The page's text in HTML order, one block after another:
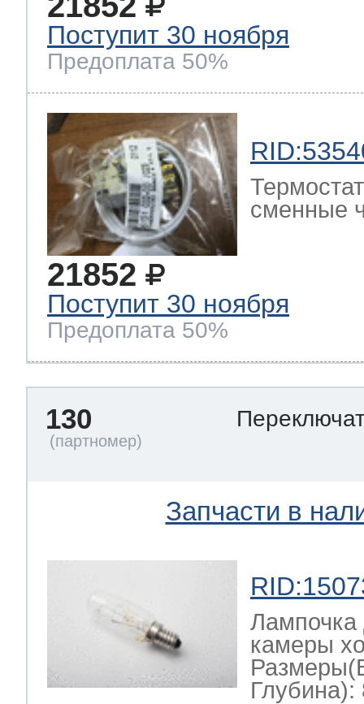
Поступит 30 ноября
Предоплата 50%
сменные
21852
Поступит 30 ноября
Предоплата 50%
130
Запчасти в
Лампочка
камеры
Глубина):